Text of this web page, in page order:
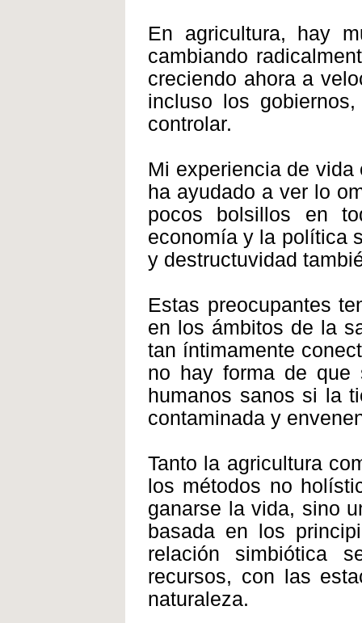
En agricultura, hay
cambiando
creciendo ahora a
incluso los
controlar.
Mi experiencia de
ha ayudado a ver lo
pocos bolsillos en
economía y la política
y destructuvidad
Estas preocupantes
en los ámbitos de la
tan íntimamente
no hay forma de que
humanos sanos si la
contaminada y
Tanto la agricultura
los métodos no
ganarse la vida, sino
basada en los
relación simbiótica
recursos, con las
naturaleza.